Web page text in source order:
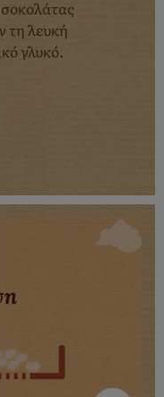
τη λευκή
γλυκό.